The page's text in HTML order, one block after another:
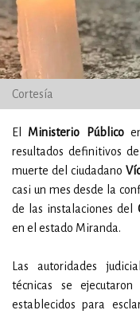
Cortesía
El Ministerio Público
resultados definitivos
muerte del ciudadano
casi un mes desde la
de las instalaciones del
en el estado Miranda.
Las autoridades
técnicas se
establecidos para